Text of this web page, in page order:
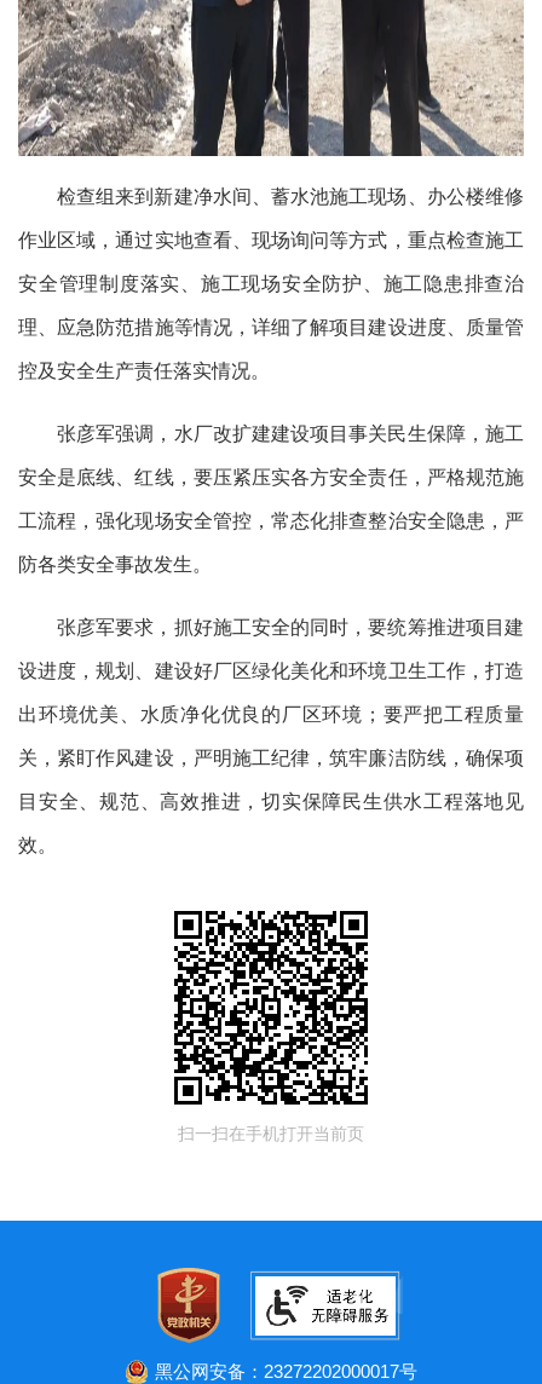
检查组来到新建净水间、蓄水池施工现场、办公楼维修
作业区域，通过实地查看、现场询问等方式，重点检查施工
安全管理制度落实、施工现场安全防护、施工隐患排查治
理、应急防范措施等情况，详细了解项目建设进度、质量管
控及安全生产责任落实情况。
张彦军强调，水厂改扩建建设项目事关民生保障，施工
安全是底线、红线，要压紧压实各方安全责任，严格规范施
工流程，强化现场安全管控，常态化排查整治安全隐患，严
防各类安全事故发生。
张彦军要求，抓好施工安全的同时，要统筹推进项目建
设进度，规划、建设好厂区绿化美化和环境卫生工作，打造
出环境优美、水质净化优良的厂区环境；要严把工程质量
关，紧盯作风建设，严明施工纪律，筑牢廉洁防线，确保项
目安全、规范、高效推进，切实保障民生供水工程落地见
效。
扫一扫在手机打开当前页
黑公网安备：23272202000017号